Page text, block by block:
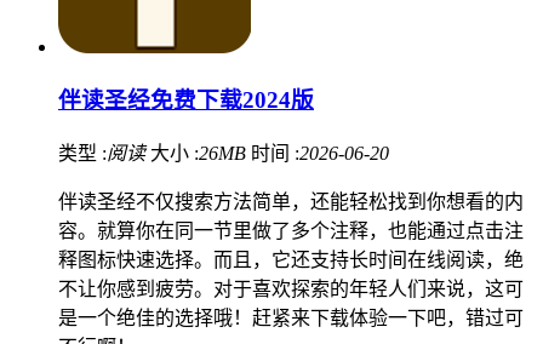
伴读圣经免费下载2024版
类型 :阅读 大小 :26MB 时间 :2026-06-20
伴读圣经不仅搜索方法简单，还能轻松找到你想看的内
容。就算你在同一节里做了多个注释，也能通过点击注
释图标快速选择。而且，它还支持长时间在线阅读，绝
不让你感到疲劳。对于喜欢探索的年轻人们来说，这可
是一个绝佳的选择哦！赶紧来下载体验一下吧，错过可